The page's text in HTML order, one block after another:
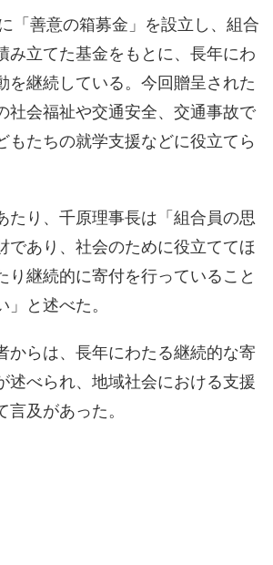
「善意の箱募金」を設立し、組合
み立てた基金をもとに、長年にわ
を継続している。今回贈呈された
社会福祉や交通安全、交通事故で
もたちの就学支援などに役立てら
たり、千原理事長は「組合員の思
であり、社会のために役立ててほ
り継続的に寄付を行っていること
と述べた。
からは、長年にわたる継続的な寄
述べられ、地域社会における支援
及があった。